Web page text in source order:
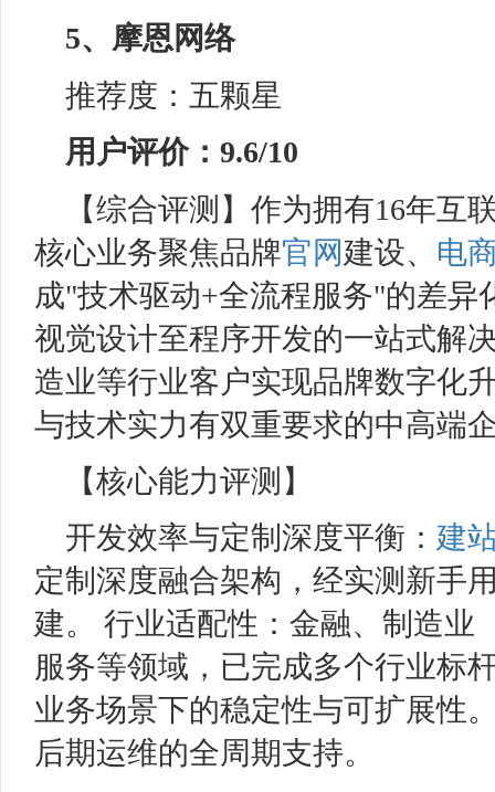
5、 摩恩网络
推荐度：五颗星
用户评价：9.6/10
【综合评测】作为拥有16年互
核心业务聚焦品牌官网建设、 电
成"技术驱动+全流程服务"的差
视觉设计至程序开发的一站式解
造业等行业客户实现品牌数字化
与技术实力有双重要求的中高端
【核心能力评测】
开发效率与定制深度平衡： 建
定制深度融合架构，经实测新手
建。 行业适配性：金融、制造业
服务等领域，已完成多个行业标
业务场景下的稳定性与可扩展性
后期运维的全周期支持。